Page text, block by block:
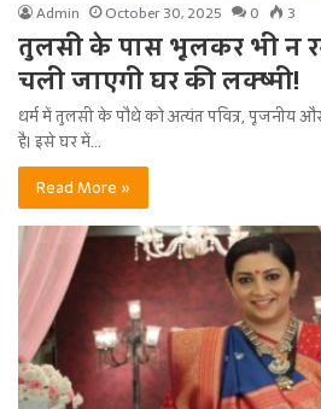
Admin October 30, 2025 0 3
तुलसी के पास भूलकर भी न
चली जाएगी घर की लक्ष्मी!
धर्म में तुलसी के पौधे को अत्यंत पवित्र, पूजनीय
है। इसे घर में…
Read More »